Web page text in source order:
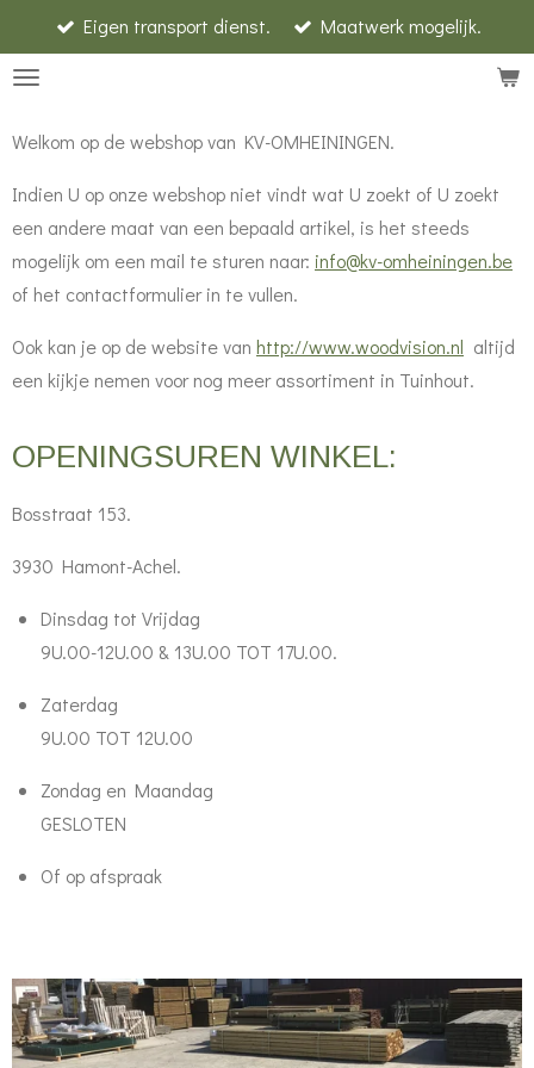
direct
Eigen transport dienst. Maatwerk mogelijk.
Welkom op de webshop van KV-OMHEININGEN.
Indien U op onze webshop niet vindt wat U zoekt of U zoekt
een andere maat van een bepaald artikel, is het steeds
mogelijk om een mail te sturen naar: info@kv-omheiningen.be
of het contactformulier in te vullen.
Ook kan je op de website van http://www.woodvision.nl altijd
een kijkje nemen voor nog meer assortiment in Tuinhout.
OPENINGSUREN WINKEL:
Bosstraat 153.
3930 Hamont-Achel.
Dinsdag tot Vrijdag
9U.00-12U.00 & 13U.00 TOT 17U.00.
Zaterdag
9U.00 TOT 12U.00
Zondag en Maandag
GESLOTEN
Of op afspraak